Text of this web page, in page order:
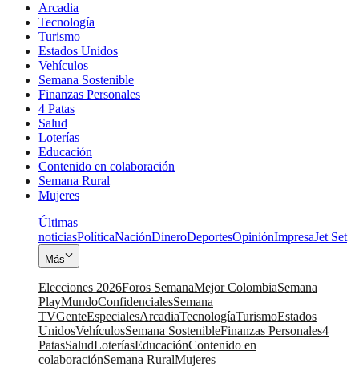
Arcadia
Tecnología
Turismo
Estados Unidos
Vehículos
Semana Sostenible
Finanzas Personales
4 Patas
Salud
Loterías
Educación
Contenido en colaboración
Semana Rural
Mujeres
Últimas
noticiasPolíticaNaciónDineroDeportesOpiniónImpresaJet Set
Más
Elecciones 2026Foros SemanaMejor ColombiaSemana
PlayMundoConfidencialesSemana
TVGenteEspecialesArcadiaTecnologíaTurismoEstados
UnidosVehículosSemana SostenibleFinanzas Personales4
PatasSaludLoteríasEducaciónContenido en
colaboraciónSemana RuralMujeres